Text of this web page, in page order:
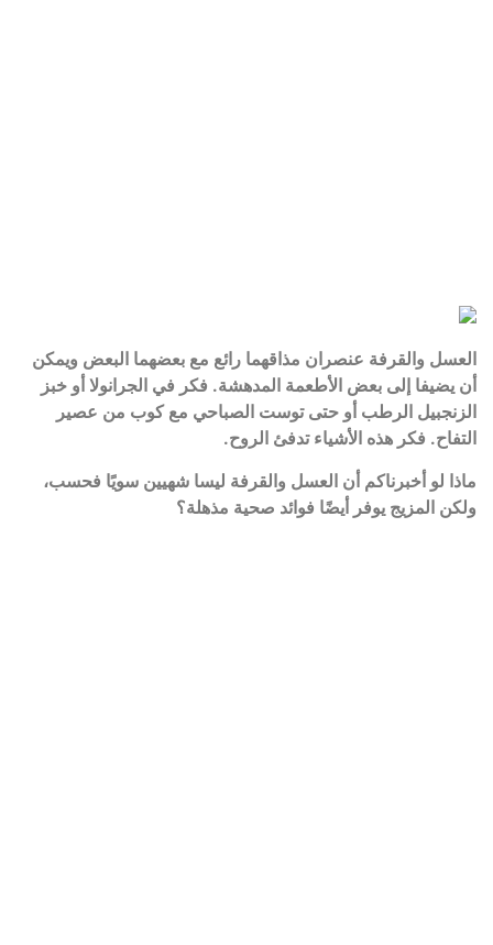
العسل والقرفة عنصران مذاقهما رائع مع بعضهما البعض ويمكن
أن يضيفا إلى بعض الأطعمة المدهشة. فكر في الجرانولا أو خبز
الزنجبيل الرطب أو حتى توست الصباحي مع كوب من عصير
التفاح. فكر هذه الأشياء تدفئ الروح.
ماذا لو أخبرناكم أن العسل والقرفة ليسا شهيين سويًا فحسب،
ولكن المزيج يوفر أيضًا فوائد صحية مذهلة؟